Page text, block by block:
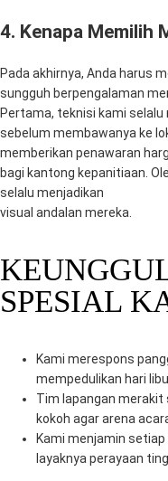
4. Kenapa Memilih
Pada akhirnya, Anda harus
sungguh berpengalaman
Pertama, teknisi kami
sebelum membawanya ke
memberikan penawaran
bagi kantong kepanitiaan.
selalu menjadikan
visual andalan mereka.
SPESIAL
Kami merespons
mempedulikan hari
Tim lapangan
kokoh agar arena
Kami menjamin
layaknya perayaan